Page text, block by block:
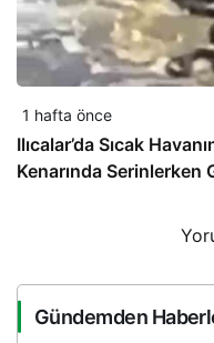
1 hafta önce
Ilıcalar’da Sıcak
Kenarında Serinlerken
Gündemden